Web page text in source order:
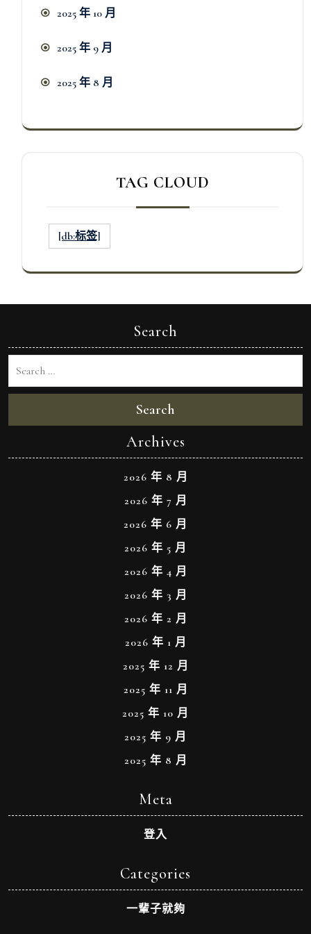
2025 年 10 月
2025 年 9 月
2025 年 8 月
TAG CLOUD
[db:标签]
Search
Search
Archives
2026 年 8 月
2026 年 7 月
2026 年 6 月
2026 年 5 月
2026 年 4 月
2026 年 3 月
2026 年 2 月
2026 年 1 月
2025 年 12 月
2025 年 11 月
2025 年 10 月
2025 年 9 月
2025 年 8 月
Meta
登入
Categories
一輩子就夠